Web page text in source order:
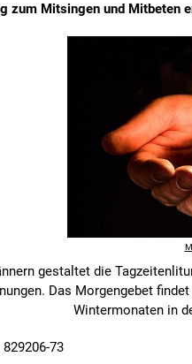
zum Mitsingen und Mitbeten
gestaltet die
Das Morgengebet
Wintermonaten in
73